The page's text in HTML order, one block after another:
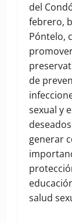
del
febrero,
Póntelo,
de
sexual y
generar
salud